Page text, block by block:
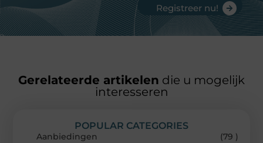
Registreer nu!
Gerelateerde artikelen die u mogelijk
interesseren
POPULAR CATEGORIES
Aanbiedingen
(79 )